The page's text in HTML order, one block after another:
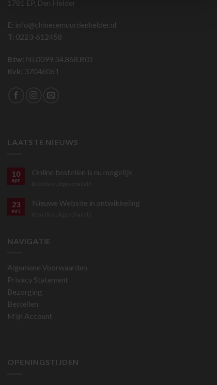
1781 EP, Den Helder
E: info@chinesemuurdenhelder.nl
T: 0223-612458
Btw: NL0099.34.868.B01
Kvk: 37046061
LAATSTE NIEUWS
10
apr
Online bestellen is nu mogelijk
bestellen
is
23
mrt
Nieuwe Website in ontwikkeling
NAVIGATIE
Algemene Voorwaarden
Privacy Statement
Bezorging
Bestellen
Mijn Account
OPENINGSTIJDEN